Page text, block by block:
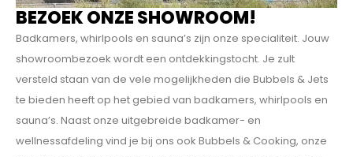
BEZOEK ONZE SHOWROOM!
Badkamers, whirlpools en sauna’s zijn onze specialiteit. Jouw
showroombezoek wordt een ontdekkings­tocht. Je zult
versteld staan van de vele mogelijkheden die Bubbels & Jets
te bieden heeft op het gebied van badkamers, whirlpools en
sauna’s. Naast onze uitgebreide badkamer- en
wellnessafdeling vind je bij ons ook Bubbels & Cooking, onze